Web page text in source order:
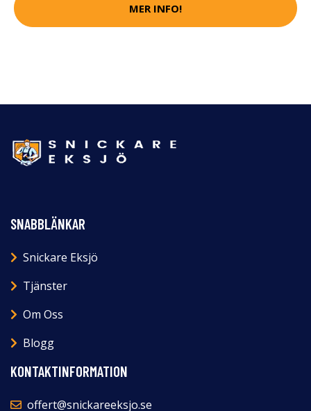
MER INFO!
SNABBLÄNKAR
Snickare Eksjö
Tjänster
Om Oss
Blogg
KONTAKTINFORMATION
offert@snickareeksjo.se